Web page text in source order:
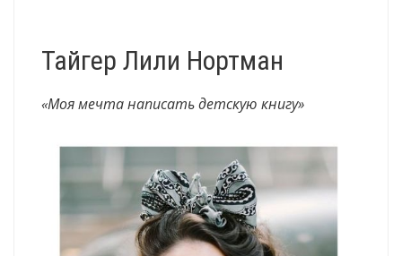
Тайгер Лили Нортман
«Моя мечта написать детскую книгу»